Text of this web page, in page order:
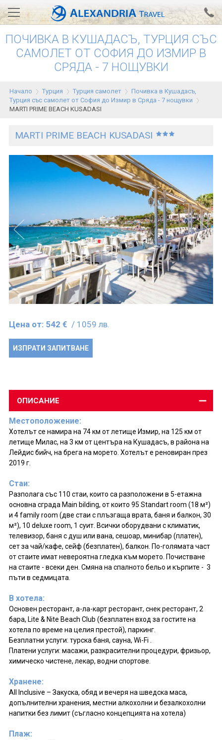
Вход за агенти Проверка на резервация
АЛЕКСАНДРИЯ хотели
Тунис
Турция
0700 18 308 Запитване
ПОЧИВКА В КУШАДАСЪ, ТУРЦИЯ СЪС
САМОЛЕТ ОТ СОФИЯ ДО ИЗМИР В
СРЯДА - 7 НОЩУВКИ
Начало Турция Турция самолет
Почивка в Кушадасъ,
Турция със самолет от София до Измир в Сряда - 7 нощувки
MARTI PRIME BEACH KUSADASI
MARTI PRIME BEACH KUSADASI
Цена от: 542 € / 1059 лв.
ИЗПРАТИ ЗАПИТВАНЕ
ОПИСАНИЕ
Местоположение:
Хотелът се намира на 74 км от летище Измир, на 125 км от
летище Милас, на 3 км от центъра на Кушадасъ, в района на
Лейдис бийч, на брега на морето. Хотелът е реновиран през
2019 г.
Стаи:
Разполага със 110 стаи, които са разположени в 5-етажна
основна сграда Main bilding, от които 95 Standart room (18 м²)
и 4 family room (две стаи с плъзгаща врата, баня и балкон, 30
м²), 10 deluxe room, 1 суит. Всички оборудвани с климатик,
телевизор, баня с душ или вана, сешоар, минибар (платен),
сет за чай/кафе, сейф (безплатен), балкон. По-голямата част
от стаите имат невeроятна гледка към морето. Почистване
на стаите - всеки ден. Смяна на спалното бельо и кърпите - 3
пъти в седмицата.
В хотела:
Основен ресторант, а-ла-карт ресторант, снек ресторант, 2
бара, Lite & Nite Beach Club (безплатен вход за гостите на
хотела по време на целия престой), паркинг.
Безплатни услуги: турска баня, сауна, Wi-Fi .
Платени услуги: масажи, разкрасителни процедури, фризьор,
химическо чистене, лекар, водни спортове.
Хранене:
All Inclusive – Закуска, обяд и вечеря на шведска маса,
допълнителни хранения, местни алкохолни и безалкохолни
напитки без лимит (съгласно концепцията на хотела)
Плаж: